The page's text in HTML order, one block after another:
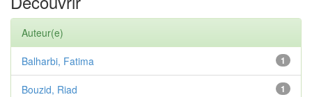
Auteur(e)
1
Balharbi, Fatima
1
Bouzid, Riad